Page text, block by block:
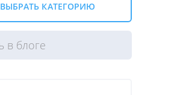
ВЫБРАТЬ КАТЕГОРИЮ